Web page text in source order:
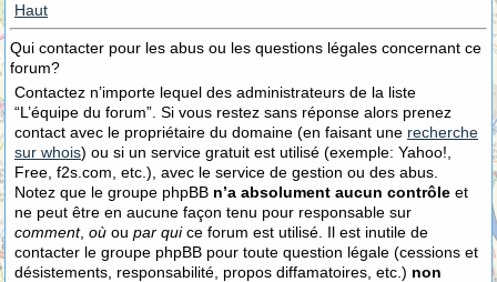
Haut
Qui contacter pour les abus ou les questions légales concernant ce
forum?
Contactez n’importe lequel des administrateurs de la liste
“L’équipe du forum”. Si vous restez sans réponse alors prenez
contact avec le propriétaire du domaine (en faisant une recherche
sur whois) ou si un service gratuit est utilisé (exemple: Yahoo!,
Free, f2s.com, etc.), avec le service de gestion ou des abus.
Notez que le groupe phpBB n’a absolument aucun contrôle et
ne peut être en aucune façon tenu pour responsable sur
comment, où ou par quice forum est utilisé. Il est inutile de
contacter le groupe phpBB pour toute question légale (cessions et
désistements, responsabilité, propos diffamatoires, etc.) non